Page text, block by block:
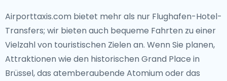
Airporttaxis.com bietet mehr als nur Flughafen-Hotel-
Transfers; wir bieten auch bequeme Fahrten zu einer
Vielzahl von touristischen Zielen an. Wenn Sie planen,
Attraktionen wie den historischen Grand Place in
Brüssel, das atemberaubende Atomium oder das